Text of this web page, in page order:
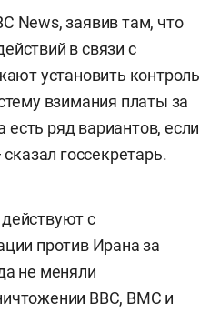
News, заявив там, что
в связи с
установить контроль
взимания платы за
есть ряд вариантов, если
госсекретарь.
с
против Ирана за
не меняли
ВВС, ВМС и